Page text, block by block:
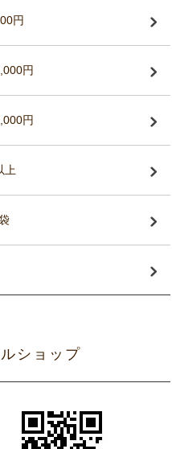
円
円
円
上
ショップ